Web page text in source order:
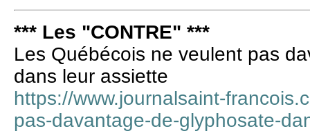
*** Les "CONTRE" ***
Les Québécois ne veulent pas
dans leur assiette
https://www.journalsaint-
pas-davantage-de-glyphosate-